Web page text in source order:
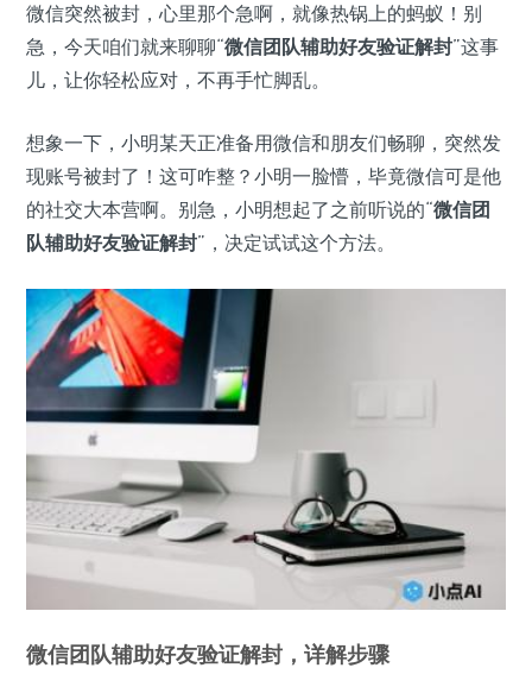
微信突然被封，心里那个急啊，就像热锅上的蚂蚁！别
急，今天咱们就来聊聊“微信团队辅助好友验证解封”这事
儿，让你轻松应对，不再手忙脚乱。
想象一下，小明某天正准备用微信和朋友们畅聊，突然发
现账号被封了！这可咋整？小明一脸懵，毕竟微信可是他
的社交大本营啊。别急，小明想起了之前听说的“微信团
队辅助好友验证解封”，决定试试这个方法。
微信团队辅助好友验证解封，详解步骤